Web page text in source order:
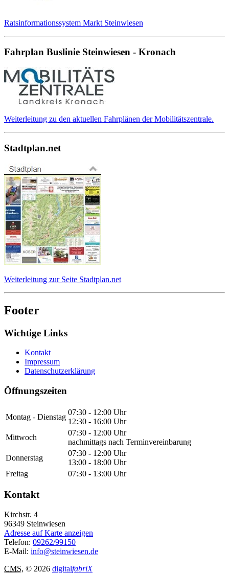
Ratsinformationssystem Markt Steinwiesen
Fahrplan Buslinie Steinwiesen - Kronach
Weiterleitung zu den aktuellen Fahrplänen der Mobilitätszentrale.
Stadtplan.net
Weiterleitung zur Seite Stadtplan.net
Footer
Wichtige Links
Kontakt
Impressum
Datenschutzerklärung
Öffnungszeiten
Montag - Dienstag
07:30 - 12:00 Uhr
12:30 - 16:00 Uhr
Mittwoch
07:30 - 12:00 Uhr
nachmittags nach Terminvereinbarung
Donnerstag
07:30 - 12:00 Uhr
13:00 - 18:00 Uhr
Freitag
07:30 - 13:00 Uhr
Kontakt
Kirchstr. 4
96349 Steinwiesen
Adresse auf Karte anzeigen
Telefon: 09262/99150
E-Mail: info@steinwiesen.de
CMS, © 2026 digitalfabriX